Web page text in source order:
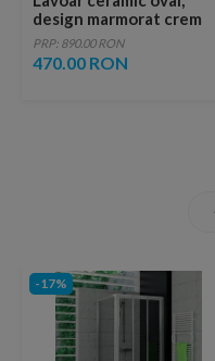
design marmorat crem
lucios cu vene aurii,
ventil inclus
PRP: 890.00 RON
470.00 RON
-17%